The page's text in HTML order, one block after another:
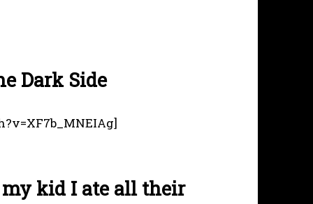
Dark Side
kid I ate all their